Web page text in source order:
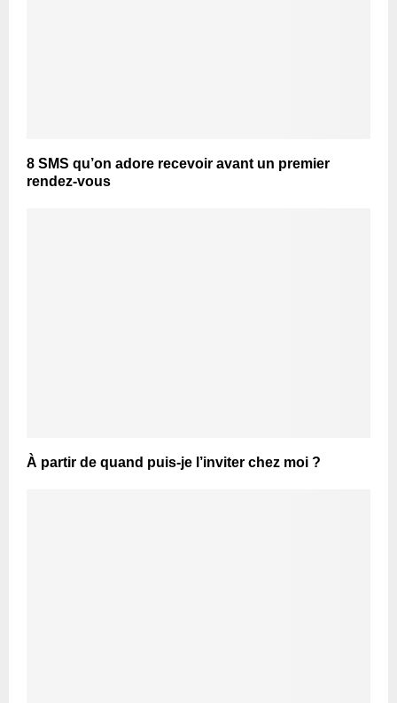
8 SMS qu’on adore recevoir avant un premier
rendez-vous
À partir de quand puis-je l’inviter chez moi ?